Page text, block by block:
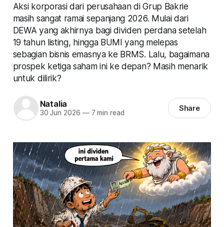
Aksi korporasi dari perusahaan di Grup Bakrie
masih sangat ramai sepanjang 2026. Mulai dari
DEWA yang akhirnya bagi dividen perdana setelah
19 tahun listing, hingga BUMI yang melepas
sebagian bisnis emasnya ke BRMS. Lalu, bagaimana
prospek ketiga saham ini ke depan? Masih menarik
untuk dilirik?
Natalia
30 Jun 2026 —7 min read Share